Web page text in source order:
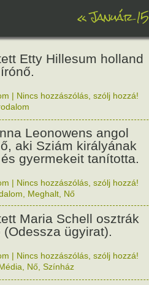
«Január 15
Etty Hillesum holland
| Nincs hozzászólás, szólj hozzá!
Leonowens angol
aki Sziám királyának
gyermekeit tanította.
| Nincs hozzászólás, szólj hozzá!
Meghalt Nő
Maria Schell osztrák
ügyirat).
| Nincs hozzászólás, szólj hozzá!
Nő Színház